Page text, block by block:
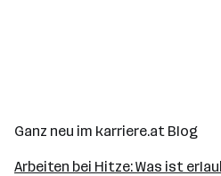
Ganz neu im karriere.at Blog
Arbeiten bei Hitze: Was ist